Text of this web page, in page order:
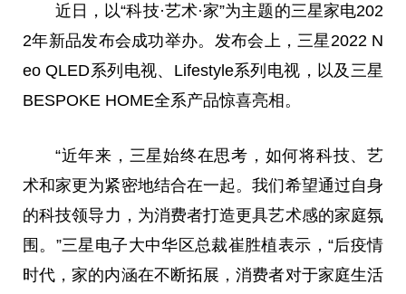
近 日，以“科技·艺术·家”为主题的三星家电202
2年新品发布会成功举办。发布会上，三星2022 N
eo QLED系列电视、Lifestyle系列电视，以及三星
BESPOKE HOME全系产品惊喜亮相。
“近年来，三星始终在思考，如何将科技、艺
术和家更为紧密地结合在一起。我们希望通过自身
的科技领导力，为消费者打造更具艺术感的家庭氛
围。”三星电子大中华区总裁崔胜植表示，“后疫情
时代，家的内涵在不断拓展，消费者对于家庭生活